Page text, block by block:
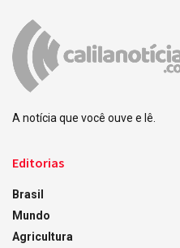
A notícia que você ouve e lê.
Editorias
Brasil
Mundo
Agricultura